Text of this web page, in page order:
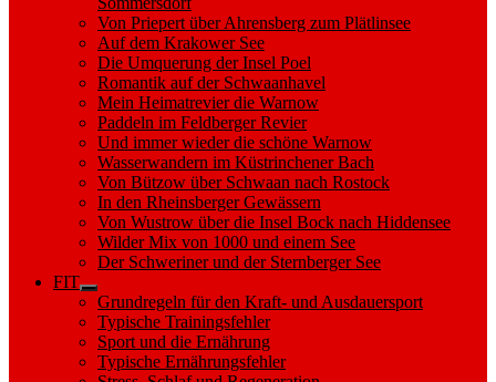
Von Priepert über Ahrensberg zum Plätlinsee
Auf dem Krakower See
Die Umquerung der Insel Poel
Romantik auf der Schwaanhavel
Mein Heimatrevier die Warnow
Paddeln im Feldberger Revier
Und immer wieder die schöne Warnow
Wasserwandern im Küstrinchener Bach
Von Bützow über Schwaan nach Rostock
In den Rheinsberger Gewässern
Von Wustrow über die Insel Bock nach Hiddensee
Wilder Mix von 1000 und einem See
Der Schweriner und der Sternberger See
FIT
Show
sub
menu
Grundregeln für den Kraft- und Ausdauersport
Typische Trainingsfehler
Sport und die Ernährung
Typische Ernährungsfehler